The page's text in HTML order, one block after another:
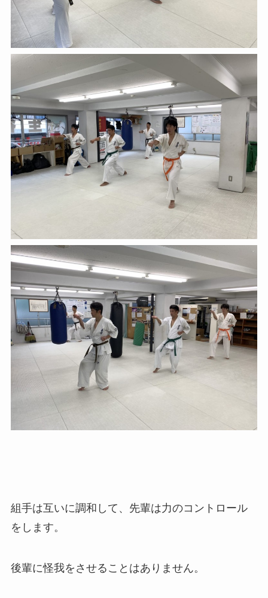
組手は互いに調和して、先輩は力のコントロール
をします。
後輩に怪我をさせることはありません。